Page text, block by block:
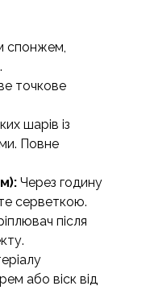
спонжем,
точкове
шарів із
Повне
Через годину
серветкою.
після
або віск від